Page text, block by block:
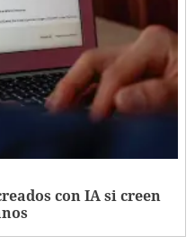
con IA si creen